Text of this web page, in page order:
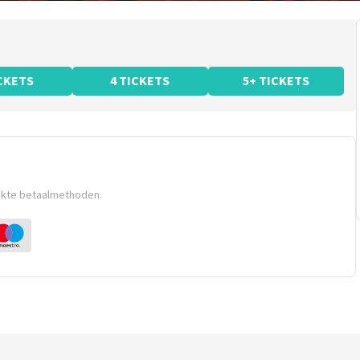
4 TICKETS 5+ TICKETS
betaalmethoden.